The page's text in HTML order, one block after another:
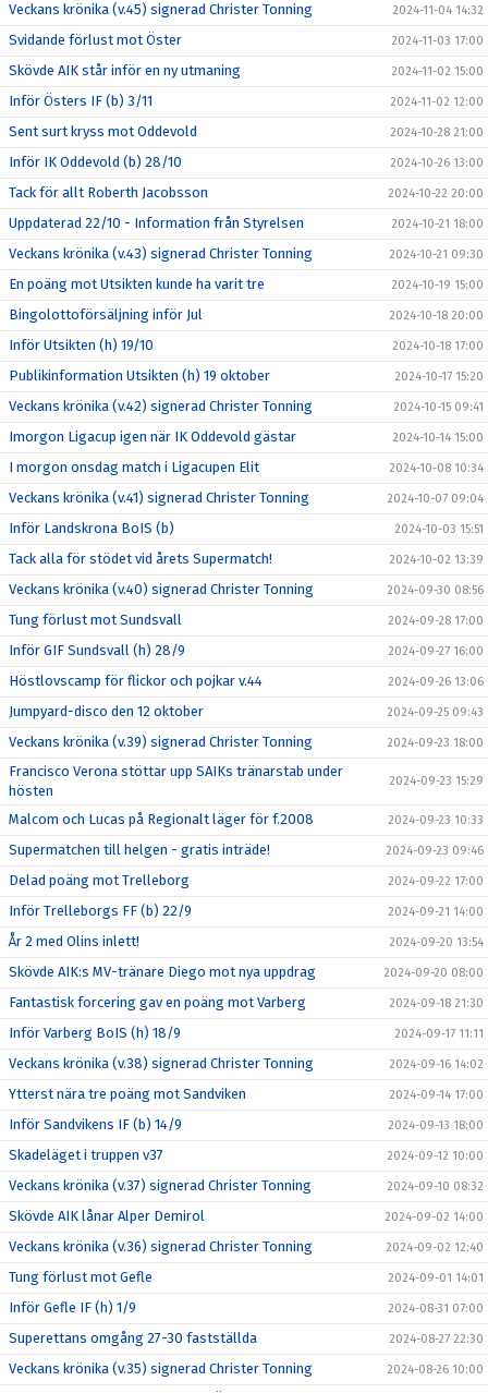
Veckans krönika (v.45) signerad Christer Tonning 2024-11-04 14:32
Svidande förlust mot Öster 2024-11-03 17:00
Skövde AIK står inför en ny utmaning 2024-11-02 15:00
Inför Östers IF (b) 3/11 2024-11-02 12:00
Sent surt kryss mot Oddevold 2024-10-28 21:00
Inför IK Oddevold (b) 28/10 2024-10-26 13:00
Tack för allt Roberth Jacobsson 2024-10-22 20:00
Uppdaterad 22/10 - Information från Styrelsen 2024-10-21 18:00
Veckans krönika (v.43) signerad Christer Tonning 2024-10-21 09:30
En poäng mot Utsikten kunde ha varit tre 2024-10-19 15:00
Bingolottoförsäljning inför Jul 2024-10-18 20:00
Inför Utsikten (h) 19/10 2024-10-18 17:00
Publikinformation Utsikten (h) 19 oktober 2024-10-17 15:20
Veckans krönika (v.42) signerad Christer Tonning 2024-10-15 09:41
Imorgon Ligacup igen när IK Oddevold gästar 2024-10-14 15:00
I morgon onsdag match i Ligacupen Elit 2024-10-08 10:34
Veckans krönika (v.41) signerad Christer Tonning 2024-10-07 09:04
Inför Landskrona BoIS (b) 2024-10-03 15:51
Tack alla för stödet vid årets Supermatch! 2024-10-02 13:39
Veckans krönika (v.40) signerad Christer Tonning 2024-09-30 08:56
Tung förlust mot Sundsvall 2024-09-28 17:00
Inför GIF Sundsvall (h) 28/9 2024-09-27 16:00
Höstlovscamp för flickor och pojkar v.44 2024-09-26 13:06
Jumpyard-disco den 12 oktober 2024-09-25 09:43
Veckans krönika (v.39) signerad Christer Tonning 2024-09-23 18:00
Francisco Verona stöttar upp SAIKs tränarstab under
hösten
2024-09-23 15:29
Malcom och Lucas på Regionalt läger för f.2008 2024-09-23 10:33
Supermatchen till helgen - gratis inträde! 2024-09-23 09:46
Delad poäng mot Trelleborg 2024-09-22 17:00
Inför Trelleborgs FF (b) 22/9 2024-09-21 14:00
År 2 med Olins inlett! 2024-09-20 13:54
Skövde AIK:s MV-tränare Diego mot nya uppdrag 2024-09-20 08:00
Fantastisk forcering gav en poäng mot Varberg 2024-09-18 21:30
Inför Varberg BoIS (h) 18/9 2024-09-17 11:11
Veckans krönika (v.38) signerad Christer Tonning 2024-09-16 14:02
Ytterst nära tre poäng mot Sandviken 2024-09-14 17:00
Inför Sandvikens IF (b) 14/9 2024-09-13 18:00
Skadeläget i truppen v37 2024-09-12 10:00
Veckans krönika (v.37) signerad Christer Tonning 2024-09-10 08:32
Skövde AIK lånar Alper Demirol 2024-09-02 14:00
Veckans krönika (v.36) signerad Christer Tonning 2024-09-02 12:40
Tung förlust mot Gefle 2024-09-01 14:01
Inför Gefle IF (h) 1/9 2024-08-31 07:00
Superettans omgång 27-30 fastställda 2024-08-27 22:30
Veckans krönika (v.35) signerad Christer Tonning 2024-08-26 10:00